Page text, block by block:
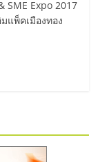
SME Expo 2017
แพ็คเมืองทอง